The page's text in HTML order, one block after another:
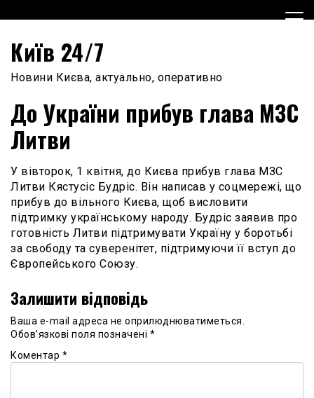
to
Київ 24/7
Новини Києва, актуально, оперативно
До України прибув глава МЗС
Литви
У вівторок, 1 квітня, до Києва прибув глава МЗС
Литви Кястусіс Будріс. Він написав у соцмережі, що
прибув до вільного Києва, щоб висловити
підтримку українському народу. Будріс заявив про
готовність Литви підтримувати Україну у боротьбі
за свободу та суверенітет, підтримуючи її вступ до
Європейського Союзу.
Залишити відповідь
Ваша e-mail адреса не оприлюднюватиметься.
Обов’язкові поля позначені *
Коментар *